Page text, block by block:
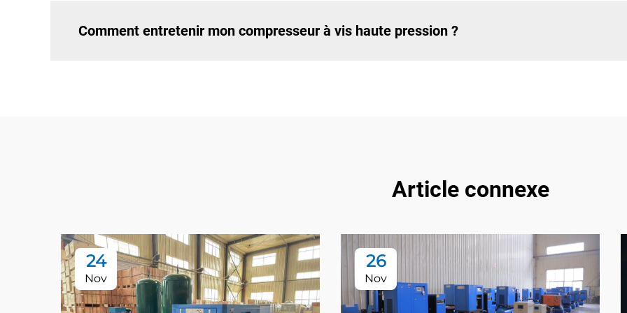
Comment entretenir mon compresseur à vis haute pression ?
Article connexe
24
Nov
26
Nov